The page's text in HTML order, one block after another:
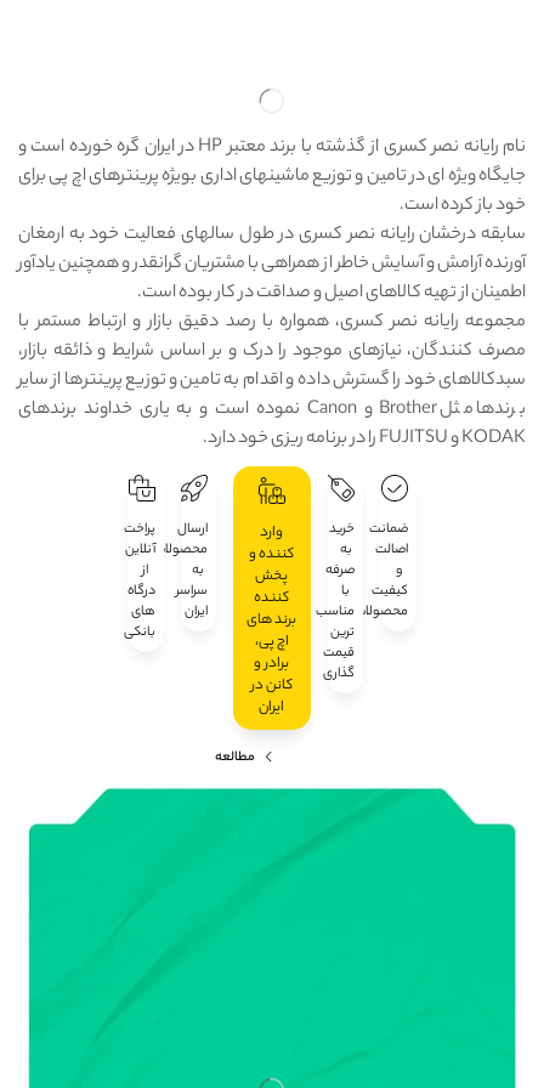
نام رایانه نصر کسری از گذشته با برند معتبر HP در ایران گره خورده است و
جایگاه ویژه ای در تامین و توزیع ماشینهای اداری بویژه پرینترهای اچ پی برای
خود باز کرده است.
سابقه درخشان رایانه نصر کسری در طول سالهای فعالیت خود به ارمغان
آورنده آرامش و آسایش خاطر از همراهی با مشتریان گرانقدر و همچنین یادآور
اطمینان از تهیه کالاهای اصیل و صداقت در کار بوده است.
مجموعه رایانه نصر کسری، همواره با رصد دقیق بازار و ارتباط مستمر با
مصرف کنندگان، نیازهای موجود را درک و بر اساس شرایط و ذائقه بازار،
سبدکالاهای خود را گسترش داده و اقدام به تامین و توزیع پرینترها از سایر
برندها مثل Brother و Canon نموده است و به یاری خداوند برندهای
KODAK و FUJITSU را در برنامه ریزی خود دارد.
ضمانت
اصالت
و
کیفیت
محصولات
خرید
به
صرفه
با
مناسب
ترین
قیمت
گذاری
وارد
کننده و
پخش‌
کننده
برند های
اچ پی،
برادر و
کانن در
ایران
مطالعه
ارسال
محصولات
به
سراسر
ایران
پراخت
آنلاین
از
درگاه
های
بانکی